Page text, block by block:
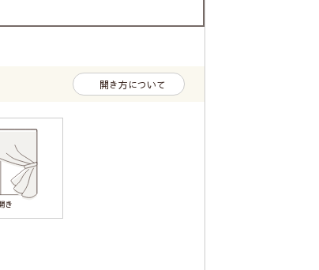
開き方について